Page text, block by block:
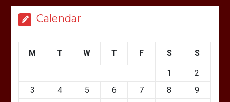
Calendar
M T W T F S S
1
2
3
4 5 6 7 8
9